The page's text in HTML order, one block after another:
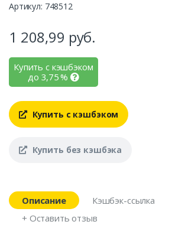
Артикул: 748512
1 208,99 руб.
Купить с кэшбэком
до 3,75%
Купить с кэшбэком
Купить без кэшбэка
Описание
Кэшбэк-ссылка
+ Оставить отзыв